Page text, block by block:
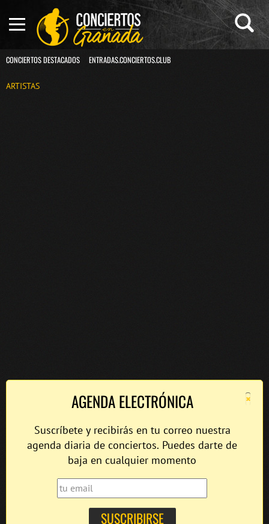
CONCIERTOS DESTACADOS ENTRADAS.CONCIERTOS.CLUB
ARTISTAS
×
AGENDA ELECTRÓNICA
Suscríbete y recibirás en tu correo nuestra
agenda diaria de conciertos. Puedes darte de
baja en cualquier momento